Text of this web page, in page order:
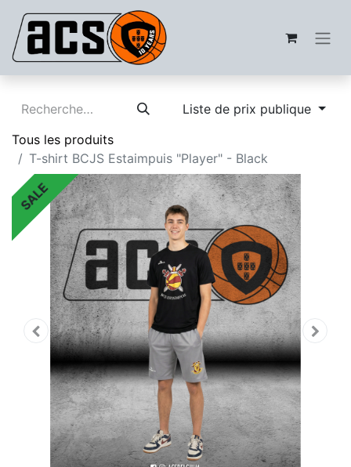
Liste de prix publique
Tous les produits
T-shirt BCJS Estaimpuis "Player" - Black
SALE